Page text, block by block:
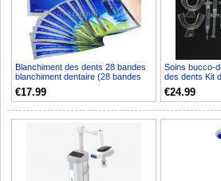
Blanchiment des dents 28 bandes
blanchiment dentaire (28 bandes
blanchiment dent...
€17.99
Soins bucco-
des dents Kit
dents Squishi...
€24.99